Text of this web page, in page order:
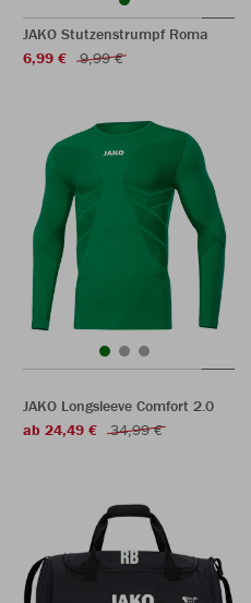
JAKO Stutzenstrumpf Roma
6,99 €
9,99 €
JAKO Longsleeve Comfort 2.0
ab 24,49 €
34,99 €